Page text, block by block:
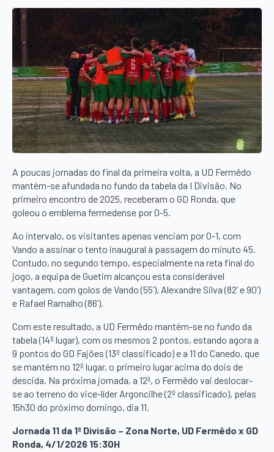
A poucas jornadas do final da primeira volta, a UD Fermêdo
mantém-se afundada no fundo da tabela da I Divisão. No
primeiro encontro de 2025, receberam o GD Ronda, que
goleou o emblema fermedense por 0-5.
Ao intervalo, os visitantes apenas venciam por 0-1, com
Vando a assinar o tento inaugural à passagem do minuto 45.
Contudo, no segundo tempo, especialmente na reta final do
jogo, a equipa de Guetim alcançou esta considerável
vantagem, com golos de Vando (55’), Alexandre Silva (82’ e 90’)
e Rafael Ramalho (86’).
Com este resultado, a UD Fermêdo mantém-se no fundo da
tabela (14º lugar), com os mesmos 2 pontos, estando agora a
9 pontos do GD Fajões (13º classificado) e a 11 do Canedo, que
se mantém no 12º lugar, o primeiro lugar acima do dois de
descida. Na próxima jornada, a 12ª, o Fermêdo vai deslocar-
se ao terreno do vice-líder Argoncilhe (2º classificado), pelas
15h30 do próximo domingo, dia 11.
Jornada 11 da 1ª Divisão – Zona Norte, UD Fermêdo x GD
Ronda, 4/1/2026 15:30H